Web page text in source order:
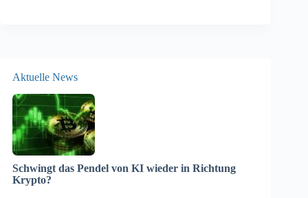
Aktuelle News
Schwingt das Pendel von KI wieder in Richtung
Krypto?